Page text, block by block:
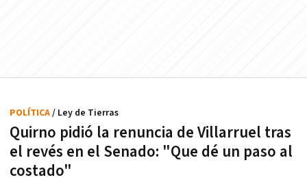
Quirno pidió la renuncia de Villarruel tras
el revés en el Senado: "Que dé un paso al
costado"
POLÍTICA/ Ley de Tierras